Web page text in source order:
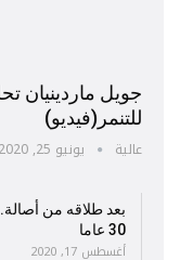
جويل ماردينيان
للتنمر(فيديو)
عالية يونيو 25, 2020
بعد طلاقه من
30 عاما
أغسطس 17, 2020